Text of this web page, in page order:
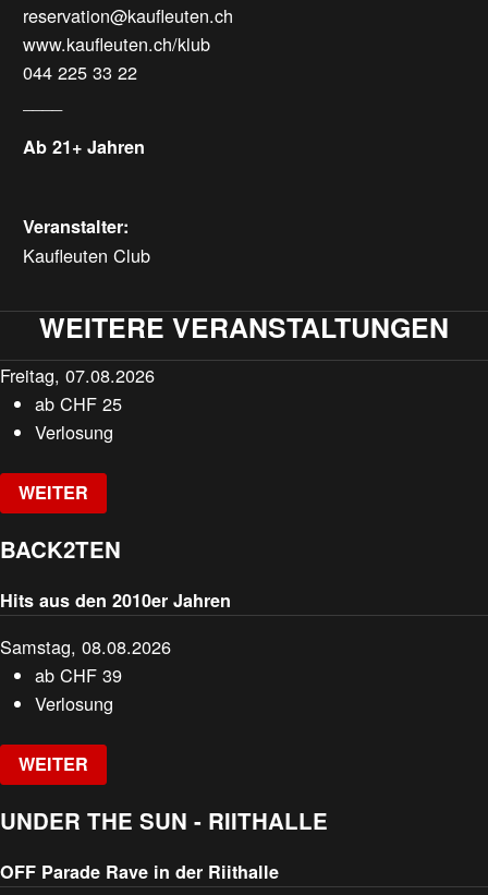
reservation@kaufleuten.ch
www.kaufleuten.ch/klub
044 225 33 22
Ab 21+ Jahren
Veranstalter:
Kaufleuten Club
WEITERE VERANSTALTUNGEN
Freitag, 07.08.2026
abCHF 25
Verlosung
WEITER
BACK2TEN
Hits aus den 2010er Jahren
Samstag, 08.08.2026
abCHF 39
Verlosung
WEITER
UNDER THE SUN - RIITHALLE
OFF Parade Rave in der Riithalle